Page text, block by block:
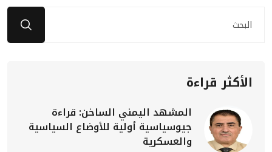
الأكثر قراءة
المشهد اليمني الساخن: قراءة
جيوسياسية أولية للأوضاع السياسية
والعسكرية